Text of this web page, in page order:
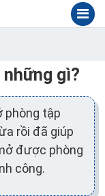
gì?
phòng tập
rồi đã giúp
được phòng
công.